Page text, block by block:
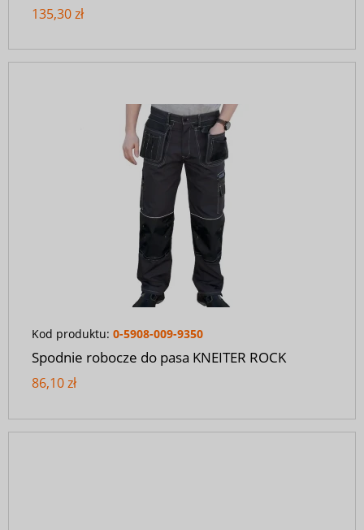
135,30 zł
Kod produktu: 0-5908-009-9350
Spodnie robocze do pasa KNEITER ROCK
86,10 zł